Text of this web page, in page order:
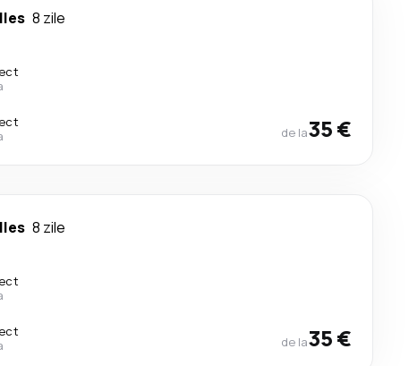
8 zile
de la35 €
8 zile
de la35 €